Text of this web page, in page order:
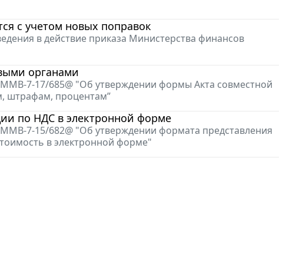
с учетом новых поправок
в действие приказа Министерства финансов
органами
7-17/685@ "Об утверждении формы Акта совместной
штрафам, процентам”
по НДС в электронной форме
7-15/682@ "Об утверждении формата представления
в электронной форме"